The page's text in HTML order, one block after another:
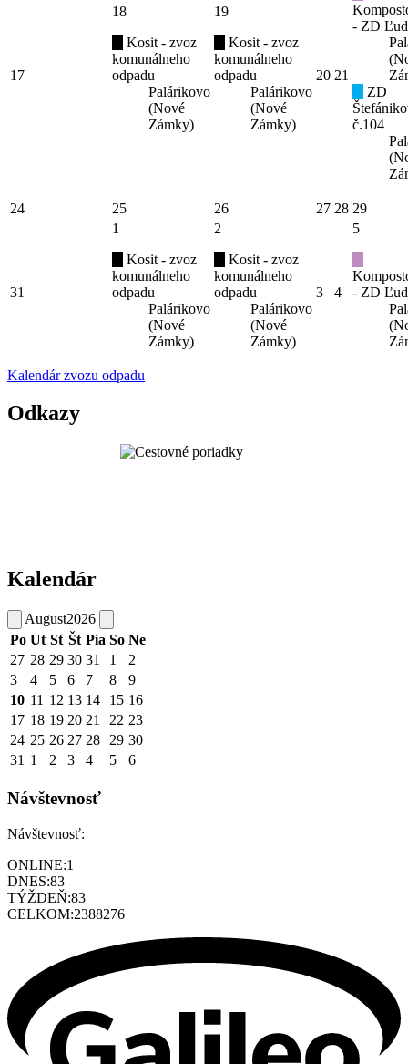
17
18
Kosit - zvoz
komunálneho
odpadu
Palárikovo
(Nové
Zámky)
19
Kosit - zvoz
komunálneho
odpadu
Palárikovo
(Nové
Zámky)
20 21
- ZD
ZD
č.104
24 25 26 27 28 29
31
1
Kosit - zvoz
komunálneho
odpadu
Palárikovo
(Nové
Zámky)
2
Kosit - zvoz
komunálneho
odpadu
Palárikovo
(Nové
Zámky)
3 4
5
- ZD
Kalendár zvozu odpadu
Odkazy
Kalendár
August2026
Po Ut St Št Pia So Ne
27 28 29 30 31 1
2
3
4 5 6 7 8
9
10 11 12 13 14 15 16
17 18 19 20 21 22 23
24 25 26 27 28 29 30
31 1 2 3 4 5 6
Návštevnosť
Návštevnosť:
ONLINE:1
DNES:83
TÝŽDEŇ:83
CELKOM:2388276